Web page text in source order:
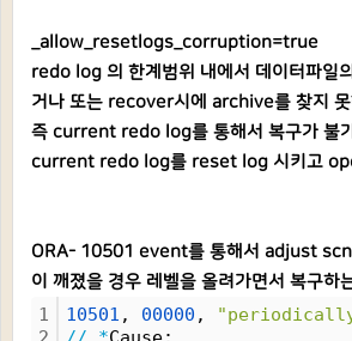
_allow_resetlogs_corruption=true
redo log 의 한계범위 내에서 데이터파일
거나 또는 recover시에 archive를 찾지
즉 current redo log를 통해서 복구가 불
current redo log를 reset log 시키고
ORA- 10501 event를 통해서 adjust scn
이 깨졌을 경우 레벨을 올려가면서 복구하
1
10501 , 00000 ,
"periodically